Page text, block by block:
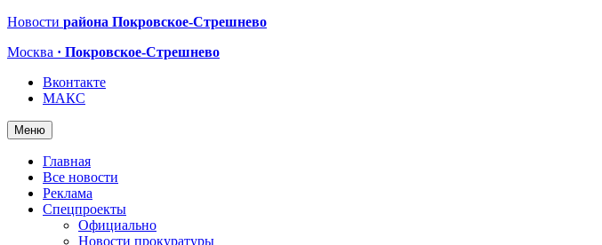
Новости района Покровское-Стрешнево
Москва · Покровское-Стрешнево
Вконтакте
МАКС
Меню
Главная
Все новости
Реклама
Спецпроекты
Официально
Новости прокуратуры